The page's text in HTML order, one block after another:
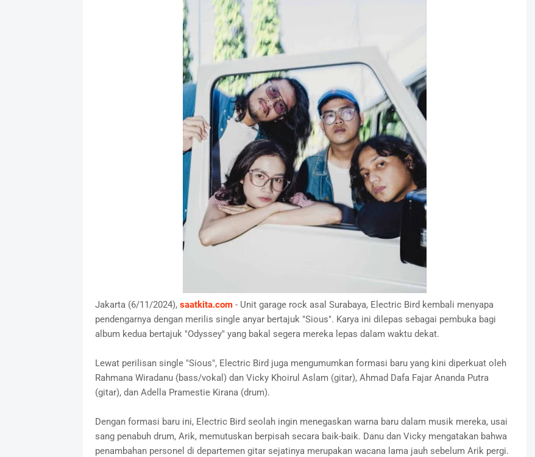
Jakarta (6/11/2024), saatkita.com- Unit garage rock asal Surabaya, Electric Bird kembali menyapa
pendengarnya dengan merilis single anyar bertajuk "Sious". Karya ini dilepas sebagai pembuka bagi
album kedua bertajuk "Odyssey" yang bakal segera mereka lepas dalam waktu dekat.
Lewat perilisan single "Sious", Electric Bird juga mengumumkan formasi baru yang kini diperkuat oleh
Rahmana Wiradanu (bass/vokal) dan Vicky Khoirul Aslam (gitar), Ahmad Dafa Fajar Ananda Putra
(gitar), dan Adella Pramestie Kirana (drum).
Dengan formasi baru ini, Electric Bird seolah ingin menegaskan warna baru dalam musik mereka, usai
sang penabuh drum, Arik, memutuskan berpisah secara baik-baik. Danu dan Vicky mengatakan bahwa
penambahan personel di departemen gitar sejatinya merupakan wacana lama jauh sebelum Arik pergi.